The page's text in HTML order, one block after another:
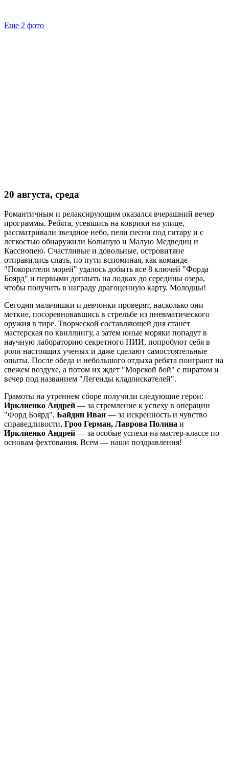
Еще 2 фото
20 августа, среда
Романтичным и релаксирующим оказался вчерашний вечер
программы. Ребята, усевшись на коврики на улице,
рассматривали звездное небо, пели песни под гитару и с
легкостью обнаружили Большую и Малую Медведиц и
Кассиопею. Счастливые и довольные, островитяне
отправились спать, по пути вспоминая, как команде
"Покорители морей" удалось добыть все 8 ключей "Форда
Боярд" и первыми доплыть на лодках до середины озера,
чтобы получить в награду драгоценную карту. Молодцы!
Сегодня мальчишки и девчонки проверят, насколько они
меткие, посоревновавшись в стрельбе из пневматического
оружия в тире. Творческой составляющей дня станет
мастерская по квиллингу, а затем юные моряки попадут в
научную лабораторию секретного НИИ, попробуют себя в
роли настоящих ученых и даже сделают самостоятельные
опыты. После обеда и небольшого отдыха ребята поиграют на
свежем воздухе, а потом их ждет "Морской бой" с пиратом и
вечер под названием "Легенды кладоискателей".
Грамоты на утреннем сборе получили следующие герои:
Ирклиенко Андрей — за стремление к успеху в операции
"Форд Боярд", Байдин Иван — за искренность и чувство
справедливости, Гроо Герман, Лаврова Полина и
Ирклиенко Андрей — за особые успехи на мастер-классе по
основам фехтования. Всем — наши поздравления!